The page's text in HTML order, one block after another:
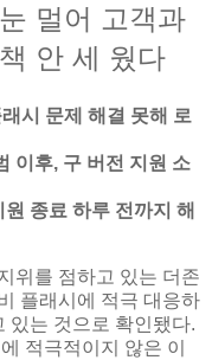
멀어 고객과
안 세 웠다
시 문제 해결 못해 로
이후, 구 버전 지원 소
종료 하루 전까지 해
위를 점하고 있는 더존
플래시에 적극 대응하
있는 것으로 확인됐다.
적극적이지 않은 이